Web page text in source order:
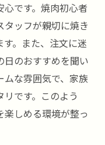
です。焼肉初心者
ッフが親切に焼き
。また、注文に迷
日のおすすめを聞い
な雰囲気で、家族
です。このよう
しめる環境が整っ